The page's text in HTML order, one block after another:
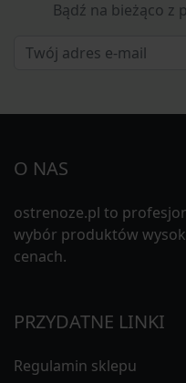
Bądź na bieżąco
O NAS
ostrenoze.pl to
wybór produktów
cenach.
PRZYDATNE LINKI
Regulamin sklepu